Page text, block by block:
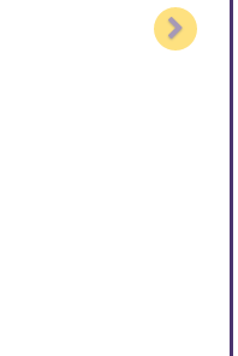
Next